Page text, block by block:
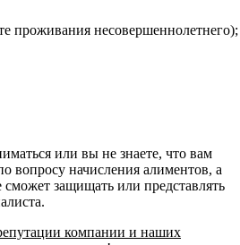
проживания несовершеннолетнего);
или вы не знаете, что вам
вопросу начисления алиментов, а
защищать или представлять
компании и наших